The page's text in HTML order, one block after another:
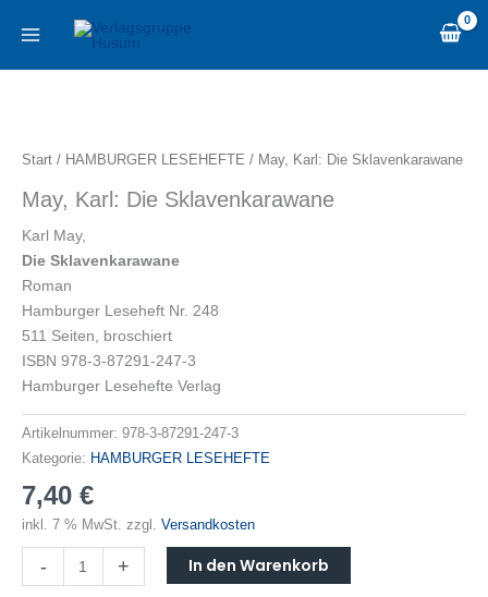
Inhalt
Start / HAMBURGER LESEHEFTE / May, Karl: Die Sklavenkarawane
May, Karl: Die Sklavenkarawane
Karl May,
Die Sklavenkarawane
Roman
Hamburger Leseheft Nr. 248
511 Seiten, broschiert
ISBN 978-3-87291-247-3
Hamburger Lesehefte Verlag
Artikelnummer: 978-3-87291-247-3
Kategorie: HAMBURGER LESEHEFTE
7,40 €
inkl. 7 % MwSt. zzgl. Versandkosten
-
Die
Menge
+ In den Warenkorb